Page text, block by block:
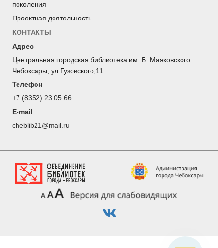
поколения
Проектная деятельность
КОНТАКТЫ
Адрес
Центральная городская библиотека им. В. Маяковского.
Чебоксары, ул.Гузовского,11
Телефон
+7 (8352) 23 05 66
E-mail
cheblib21@mail.ru